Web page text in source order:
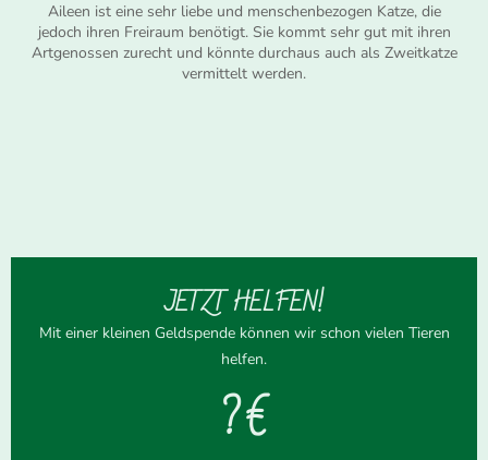
Aileen ist eine sehr liebe und menschenbezogen Katze, die
jedoch ihren Freiraum benötigt. Sie kommt sehr gut mit ihren
Artgenossen zurecht und könnte durchaus auch als Zweitkatze
vermittelt werden.
JETZT HELFEN!
Mit einer kleinen Geldspende können wir schon vielen Tieren
helfen.
? €